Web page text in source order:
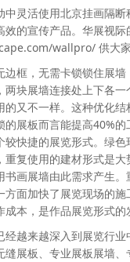
中灵活使用北京挂画隔
效的宣传产品。华展视际
wallpro/ 供大家
边框，无需卡锁锁住展
两块展墙连接处上下各
的又不一样。这种优化
的展板而言能提高40%
较快捷的展览形式。绿
复使用的建材形式是大
书画展墙由此需求产生。
方面加快了展览现场的
本，是作品展览形式的
经越来越深入到展览行
缝展板、专业展板展墙